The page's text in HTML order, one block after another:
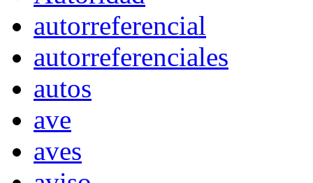
autorreferencial
autorreferenciales
autos
ave
aves